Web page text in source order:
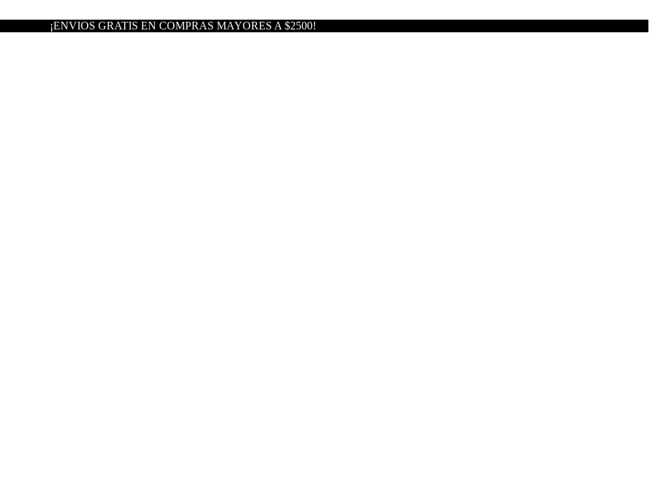
¡ENVIOS GRATIS EN COMPRAS MAYORES A $2500!